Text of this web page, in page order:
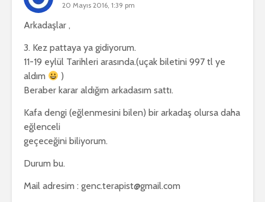
20 Mayıs 2016, 1:39 pm
Arkadaşlar ,
3. Kez pattaya ya gidiyorum.
11-19 eylül Tarihleri arasında.(uçak biletini 997 tl ye
aldım
)
Beraber karar aldığım arkadasım sattı.
Kafa dengi (eğlenmesini bilen) bir arkadaş olursa daha
eğlenceli
geçeceğini biliyorum.
Durum bu.
Mail adresim : genc.terapist@gmail.com